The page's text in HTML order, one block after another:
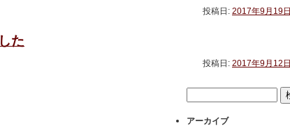
投稿日: 2017年9月19日
た
投稿日: 2017年9月12日
アーカイブ